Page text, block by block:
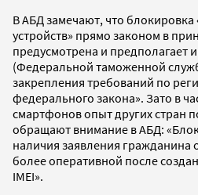
В АБД замечают, что
устройств» прямо законом в
предусмотрена и предполагает
(Федеральной таможенной
закрепления требований по
федерального закона». Зато в
смартфонов опыт других стран
обращают внимание в АБД:
наличия заявления гражданина
более оперативной после
IMEI».